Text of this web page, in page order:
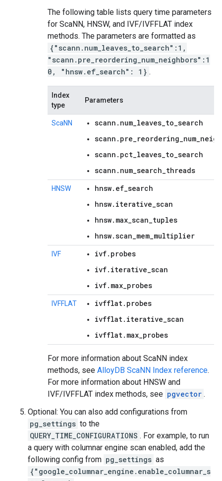
The following table lists query time parameters
for ScaNN, HNSW, and IVF/IVFFLAT index
methods. The parameters are formatted as
{"scann.num_leaves_to_search":1,
"scann.pre_reordering_num_neighbors":1
0, "hnsw.ef_search": 1} .
Index
type
Parameters
ScaNN
scann.num_leaves_to_search
scann.pct_leaves_to_search
scann.num_search_threads
HNSW
hnsw.ef_search
hnsw.iterative_scan
hnsw.max_scan_tuples
hnsw.scan_mem_multiplier
IVF
ivf.probes
ivf.iterative_scan
ivf.max_probes
IVFFLAT
ivfflat.probes
ivfflat.iterative_scan
ivfflat.max_probes
For more information about ScaNN index
methods, see AlloyDB ScaNN Index reference.
For more information about HNSW and
IVF/IVFFLAT index methods, see pgvector .
Optional: You can also add configurations from
pg_settings to the
QUERY_TIME_CONFIGURATIONS . For example, to run
a query with columnar engine scan enabled, add the
following config from pg_settings as
{"google_columnar_engine.enable_columnar_s